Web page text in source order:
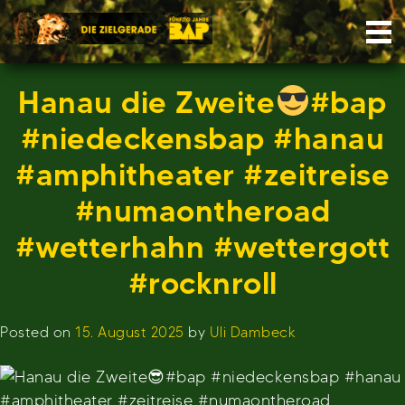
Skip
to
content
Hanau die Zweite
#bap
#niedeckensbap #hanau
#amphitheater #zeitreise
#numaontheroad
#wetterhahn #wettergott
#rocknroll
Posted on 15. August 2025 by Uli Dambeck